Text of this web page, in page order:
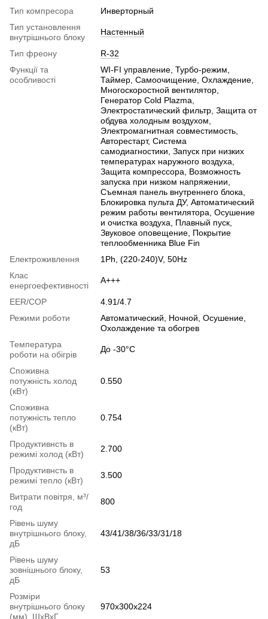
Тип компресора
Инверторный
Тип установлення
внутрішнього блоку
Настенный
Тип фреону
R-32
Функції та
особливості
WI-FI управление, Турбо-режим,
Таймер, Самоочищение, Охлаждение,
Многоскоростной вентилятор,
Генератор Cold Plazma,
Электростатический фильтр, Защита от
обдува холодным воздухом,
Электромагнитная совместимость,
Авторестарт, Система
самодиагностики, Запуск при низких
температурах наружного воздуха,
Защита компрессора, Возможность
запуска при низком напряжении,
Съемная панель внутреннего блока,
Блокировка пульта ДУ, Автоматический
режим работы вентилятора, Осушение
и очистка воздуха, Плавный пуск,
Звуковое оповещение, Покрытие
теплообменника Blue Fin
Електроживлення
1Ph, (220-240)V, 50Hz
Клас
енергоефективності
A+++
EER/COP
4.91/4.7
Режими роботи
Автоматический, Ночной, Осушение,
Охолаждение та обогрев
Температура
роботи на обігрів
До -30°C
Споживна
потужність холод
(кВт)
0.550
Споживна
потужність тепло
(кВт)
0.754
Продуктивнсть в
режимі холод (кВт)
2.700
Продуктивнсть в
режимі тепло (кВт)
3.500
Витрати повітря, м³/
год
800
Рівень шуму
внутрішнього блоку,
дБ
43/41/38/36/33/31/18
Рівень шуму
зовнішнього блоку,
дБ
53
Розміри
внутрішнього блоку
(мм), ШхВхГ
970х300х224